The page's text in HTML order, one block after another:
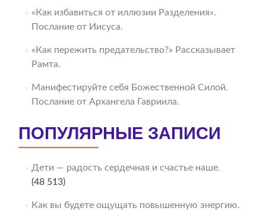
«Как избавиться от иллюзии Разделения».
Послание от Иисуса.
«Как пережить предательство?» Рассказывает
Рамта.
Манифестируйте себя Божественной Силой.
Послание от Архангела Гавриила.
ПОПУЛЯРНЫЕ ЗАПИСИ
Дети — радость сердечная и счастье наше.
(48 513)
Как вы будете ощущать повышенную энергию.